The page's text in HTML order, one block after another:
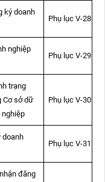
ký doanh
Phụ lục V-28
nghiệp
Phụ lục V-29
trạng
Cơ sở dữ
nghiệp
Phụ lục V-30
doanh
Phụ lục V-31
đăng